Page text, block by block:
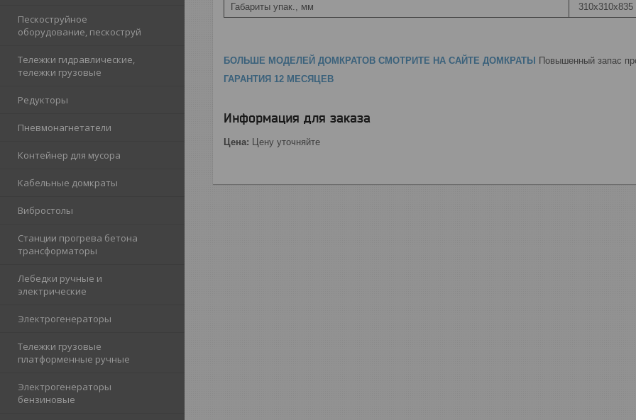
Пескоструйное
оборудование, пескоструй
Тележки гидравлические,
тележки грузовые
Редукторы
Пневмонагнетатели
Контейнер для мусора
Кабельные домкраты
Вибростолы
Станции прогрева бетона
трансформаторы
Лебедки ручные и
электрические
Электрогенераторы
Тележки грузовые
платформенные ручные
Электрогенераторы
бензиновые
Габариты упак., мм
310х310х835
БОЛЬШЕ МОДЕЛЕЙ ДОМКРАТОВ СМОТРИТЕ НА САЙТЕ ДОМКРАТЫ Повышенный запас
ГАРАНТИЯ 12 МЕСЯЦЕВ
Информация для заказа
Цена: Цену уточняйте